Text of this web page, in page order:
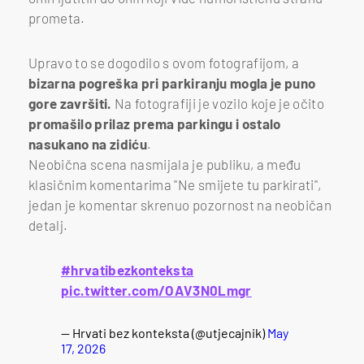
prometa.
Upravo to se dogodilo s ovom fotografijom, a
bizarna pogreška pri parkiranju mogla je puno
gore završiti. Na fotografiji je vozilo koje je očito
promašilo prilaz prema parkingu i ostalo
nasukano na zidiću.
Neobična scena nasmijala je publiku, a među
klasičnim komentarima "Ne smijete tu parkirati",
jedan je komentar skrenuo pozornost na neobičan
detalj.
#hrvatibezkonteksta
pic.twitter.com/OAV3N0Lmgr
— Hrvati bez konteksta (@utjecajnik)May
17, 2026